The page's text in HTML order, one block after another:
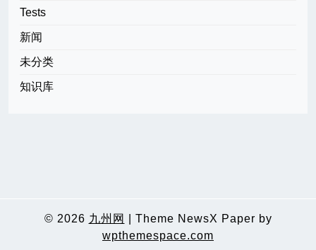
Tests
新闻
未分类
知识库
© 2026 九州网
Theme NewsX Paper by
wpthemespace.com